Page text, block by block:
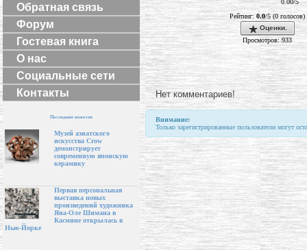
Обратная связь
Форум
Гостевая книга
О нас
Социальные сети
Контакты
Последние новости
Музей азиатского
искусства Crow
демонстрирует
современную японскую
керамику
Первая персональная
выставка новых
произведений художника
Яна-Оле Шимана в
Касмине открылась в
Нью-Йорке
0.00/5
Рейтинг: 0.0/5 (0 голосов)
Оценки.
Просмотров: 933
Нет комментариев!
Внимание:
Только зарегистрированные пользователи могут